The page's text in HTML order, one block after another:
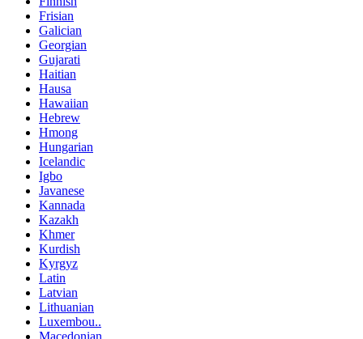
Frisian
Galician
Georgian
Gujarati
Haitian
Hausa
Hawaiian
Hebrew
Hmong
Hungarian
Icelandic
Igbo
Javanese
Kannada
Kazakh
Khmer
Kurdish
Kyrgyz
Latin
Latvian
Lithuanian
Luxembou..
Macedonian